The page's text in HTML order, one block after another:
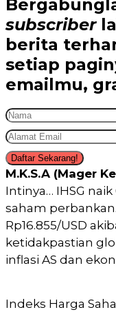
subscriber
berita
setiap
emailmu,
Daftar Sekarang!
M.K.S.A (Mager
Intinya… IHSG
saham
Rp16.855/USD
ketidakpastian
inflasi AS dan
Indeks Harga